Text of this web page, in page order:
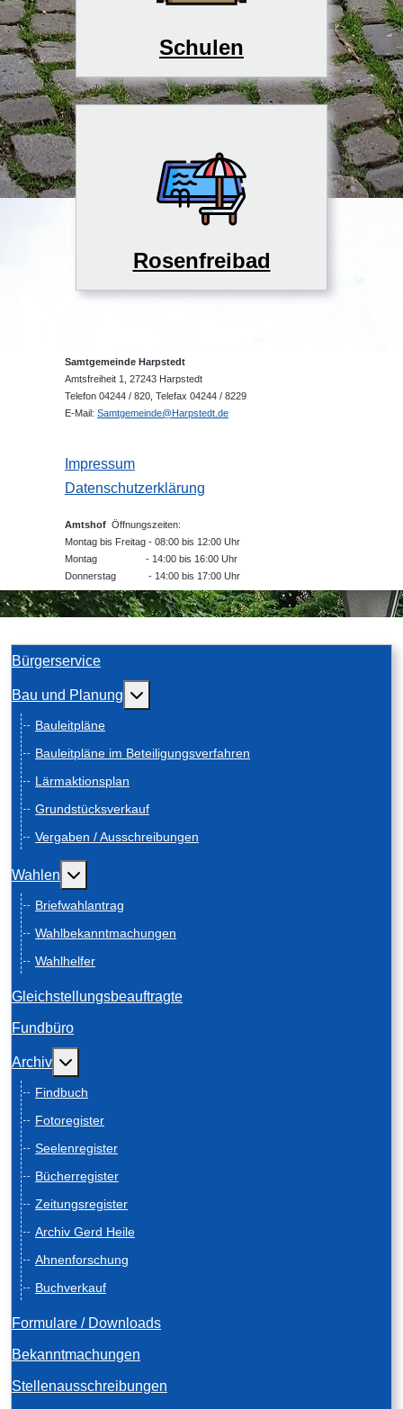
Schulen
Rosenfreibad
Samtgemeinde Harpstedt
Amtsfreiheit 1, 27243 Harpstedt
Telefon 04244 / 820, Telefax 04244 / 8229
E-Mail: Samtgemeinde@Harpstedt.de
Impressum
Datenschutzerklärung
Amtshof Öffnungszeiten:
Montag bis Freitag - 08:00 bis 12:00 Uhr
Montag - 14:00 bis 16:00 Uhr
Donnerstag - 14:00 bis 17:00 Uhr
Bürgerservice
Bau und Planung Weitere Informationen: Bau und Planung
Bauleitpläne
Bauleitpläne im Beteiligungsverfahren
Lärmaktionsplan
Grundstücksverkauf
Vergaben / Ausschreibungen
Wahlen Weitere Informationen: Wahlen
Briefwahlantrag
Wahlbekanntmachungen
Wahlhelfer
Gleichstellungsbeauftragte
Fundbüro
Archiv Weitere Informationen: Archiv
Findbuch
Fotoregister
Seelenregister
Bücherregister
Zeitungsregister
Archiv Gerd Heile
Ahnenforschung
Buchverkauf
Formulare / Downloads
Bekanntmachungen
Stellenausschreibungen